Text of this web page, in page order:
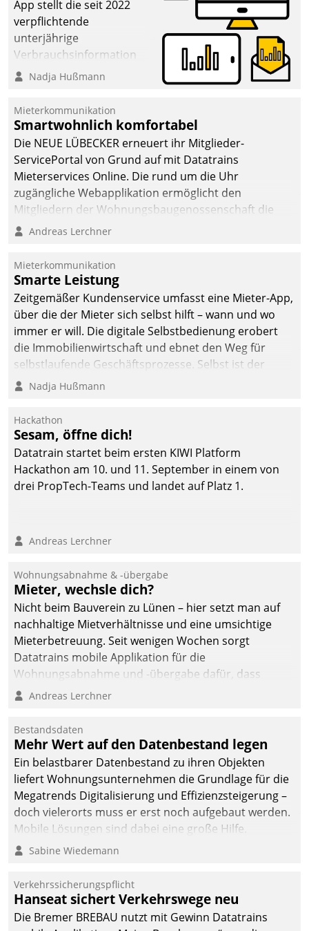
App stellt die seit 2022
verpflichtende
unterjährige
Verbrauchsinformation
schnell, zuverlässig und
Die monatlichen
Mitteilungen zum
Heizungs- und
Wasserverbrauch gehen
automatisiert, vollständig
und auf Wunsch über
mehrere zuvor
Kommunikationswege bei
Nadja Hußmann
Mieterkommunikation
Smartwohnlich komfortabel
Die NEUE LÜBECKER erneuert ihr Mitglieder-
ServicePortal von Grund auf mit Datatrains
Mieterservices Online. Die rund um die Uhr
zugängliche Webapplikation ermöglicht den
Mitgliedern der Wohnungs­bau­genossenschaft die
Kontaktaufnahme per Smartphone, Tablet oder PC.
Andreas Lerchner
Mieterkommunikation
Smarte Leistung
Zeitgemäßer Kundenservice umfasst eine Mieter-App,
über die der Mieter sich selbst hilft – wann und wo
immer er will. Die digitale Selbstbedienung erobert
die Immobilienwirtschaft und ebnet den Weg für
selbstlaufende Geschäftsprozesse. Selbst ist der
Kunde und smart der Serviceanbieter.
Nadja Hußmann
Hackathon
Sesam, öffne dich!
Datatrain startet beim ersten KIWI Platform
Hackathon am 10. und 11. September in einem von
drei PropTech-Teams und landet auf Platz 1.
Andreas Lerchner
Wohnungsabnahme & -übergabe
Mieter, wechsle dich?
Nicht beim Bauverein zu Lünen – hier setzt man auf
nachhaltige Mietverhältnisse und eine umsichtige
Mieterbetreuung. Seit wenigen Wochen sorgt
Datatrains mobile Applikation für die
Wohnungsabnahme und -übergabe dafür, dass
Mieter wohlgeordnet kommen und, so es sein muss,
Andreas Lerchner
Bestandsdaten
Mehr Wert auf den Datenbestand legen
Ein belastbarer Datenbestand zu ihren Objekten
liefert Wohnungsunternehmen die Grundlage für die
Megatrends Digitalisierung und Effizienzsteigerung –
doch vielerorts muss er erst noch aufgebaut werden.
Mobile Lösungen sind dabei eine große Hilfe.
Sabine Wiedemann
Verkehrssicherungspflicht
Hanseat sichert Verkehrswege neu
Die Bremer BREBAU nutzt mit Gewinn Datatrains